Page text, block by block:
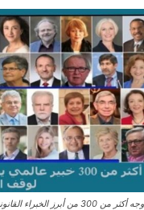
وجه أكثر من 300 من أبرز الخبراء القانونيين الدوليين، والمدافعين عن حقوق الإنسان